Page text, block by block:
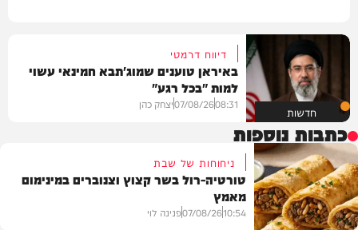
חדשות
דיווח דרמטי
באיראן טוענים שמוג'תבא חמינאי עשוי
למות "בכל רגע"
08:31
07/08/26יצחק כהן
כתבות נוספות
ניחוחות של שבת
טורטיה-רול בשר קצוץ וצנוברים במינימום
מאמץ
10:54
07/08/26פנינה לוי